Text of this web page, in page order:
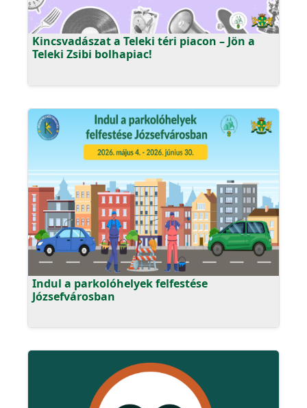
Kincsvadászat a Teleki téri piacon – Jön a
Teleki Zsibi bolhapiac!
Indul a parkolóhelyek felfestése
Józsefvárosban